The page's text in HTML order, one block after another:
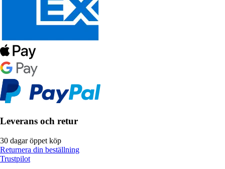
Leverans och retur
30 dagar öppet köp
Returnera din beställning
Trustpilot